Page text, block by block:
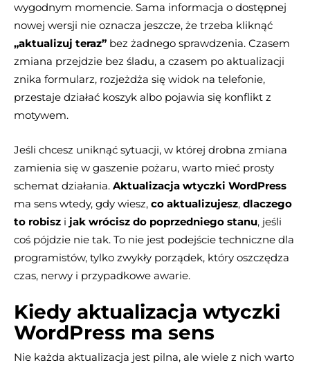
wygodnym momencie. Sama informacja o dostępnej
nowej wersji nie oznacza jeszcze, że trzeba kliknąć
„aktualizuj teraz” bez żadnego sprawdzenia. Czasem
zmiana przejdzie bez śladu, a czasem po aktualizacji
znika formularz, rozjeżdża się widok na telefonie,
przestaje działać koszyk albo pojawia się konflikt z
motywem.
Jeśli chcesz uniknąć sytuacji, w której drobna zmiana
zamienia się w gaszenie pożaru, warto mieć prosty
schemat działania. Aktualizacja wtyczki WordPress
ma sens wtedy, gdy wiesz, co aktualizujesz, dlaczego
to robisz i jak wrócisz do poprzedniego stanu, jeśli
coś pójdzie nie tak. To nie jest podejście techniczne dla
programistów, tylko zwykły porządek, który oszczędza
czas, nerwy i przypadkowe awarie.
Kiedy aktualizacja wtyczki
WordPress ma sens
Nie każda aktualizacja jest pilna, ale wiele z nich warto